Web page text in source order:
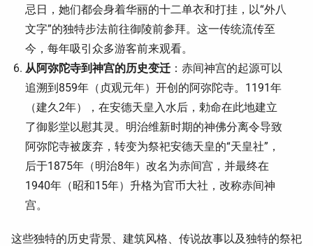
忌日，她们都会身着华丽的十二单衣和打挂，以“外八
文字”的独特步法前往御陵前参拜。这一传统流传至
今，每年吸引众多游客前来观看。
从阿弥陀寺到神宫的历史变迁 ：赤间神宫的起源可以
追溯到859年（贞观元年）开创的阿弥陀寺。1191年
（建久2年），在安德天皇入水后，勅命在此地建立
了御影堂以慰其灵。明治维新时期的神佛分离令导致
阿弥陀寺被废弃，转变为祭祀安德天皇的“天皇社”，
后于1875年（明治8年）改名为赤间宫，并最终在
1940年（昭和15年）升格为官币大社，改称赤间神
宫。
这些独特的历史背景、建筑风格、传说故事以及独特的祭祀